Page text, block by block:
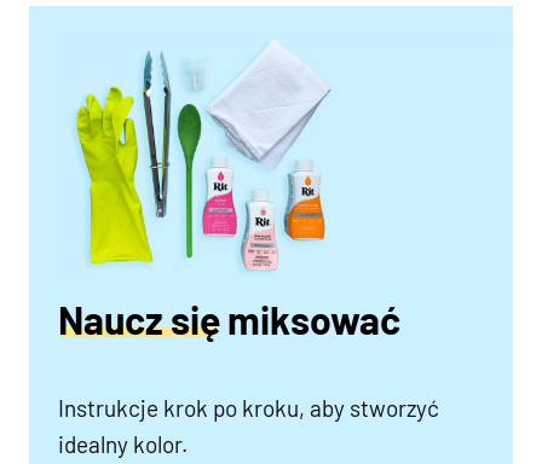
Naucz się miksować
Instrukcje krok po kroku, aby stworzyć
idealny kolor.